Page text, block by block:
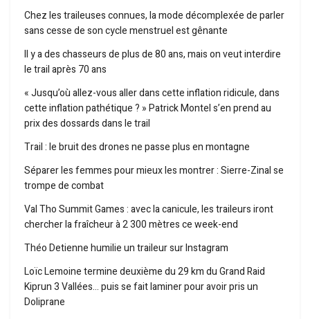
Chez les traileuses connues, la mode décomplexée de parler
sans cesse de son cycle menstruel est gênante
Il y a des chasseurs de plus de 80 ans, mais on veut interdire
le trail après 70 ans
« Jusqu’où allez-vous aller dans cette inflation ridicule, dans
cette inflation pathétique ? » Patrick Montel s’en prend au
prix des dossards dans le trail
Trail : le bruit des drones ne passe plus en montagne
Séparer les femmes pour mieux les montrer : Sierre-Zinal se
trompe de combat
Val Tho Summit Games : avec la canicule, les traileurs iront
chercher la fraîcheur à 2 300 mètres ce week-end
Théo Detienne humilie un traileur sur Instagram
Loïc Lemoine termine deuxième du 29 km du Grand Raid
Kiprun 3 Vallées… puis se fait laminer pour avoir pris un
Doliprane